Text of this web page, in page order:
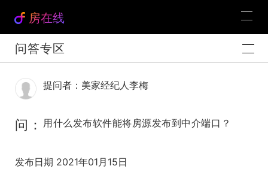
房在线
问答专区
提问者：美家经纪人李梅
问： 用什么发布软件能将房源发布到中介端口？
发布日期 2021年01月15日